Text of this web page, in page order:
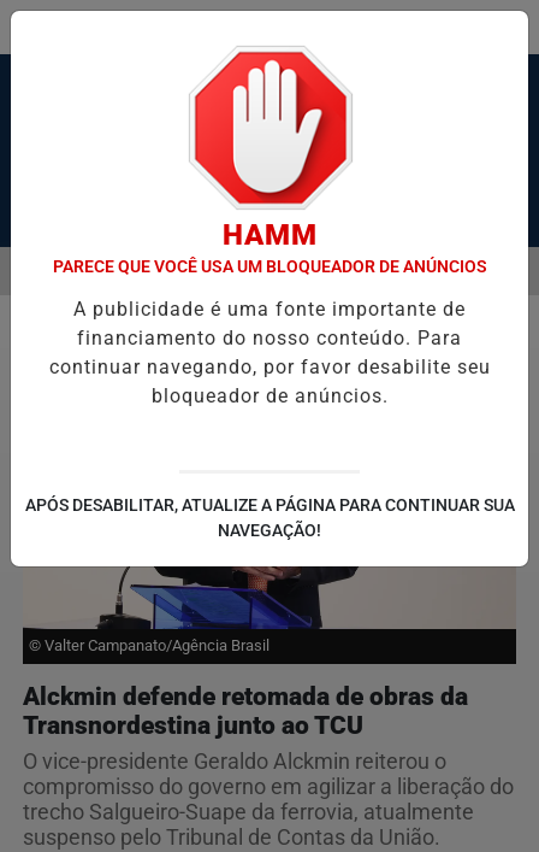
Pesquisar Notícia
DE BALSAS E NAVEGAÇÃO NO PORTO DE SANTOS; VÍDEO
EM ALTA
MENU
Economia
© Valter Campanato/Agência Brasil
Alckmin defende retomada de obras da
Transnordestina junto ao TCU
O vice-presidente Geraldo Alckmin reiterou o
compromisso do governo em agilizar a liberação do
trecho Salgueiro-Suape da ferrovia, atualmente
suspenso pelo Tribunal de Contas da União.
HAMM
PARECE QUE VOCÊ USA UM BLOQUEADOR DE ANÚNCIOS
A publicidade é uma fonte importante de
financiamento do nosso conteúdo. Para
continuar navegando, por favor desabilite seu
bloqueador de anúncios.
APÓS DESABILITAR, ATUALIZE A PÁGINA PARA CONTINUAR SUA
NAVEGAÇÃO!